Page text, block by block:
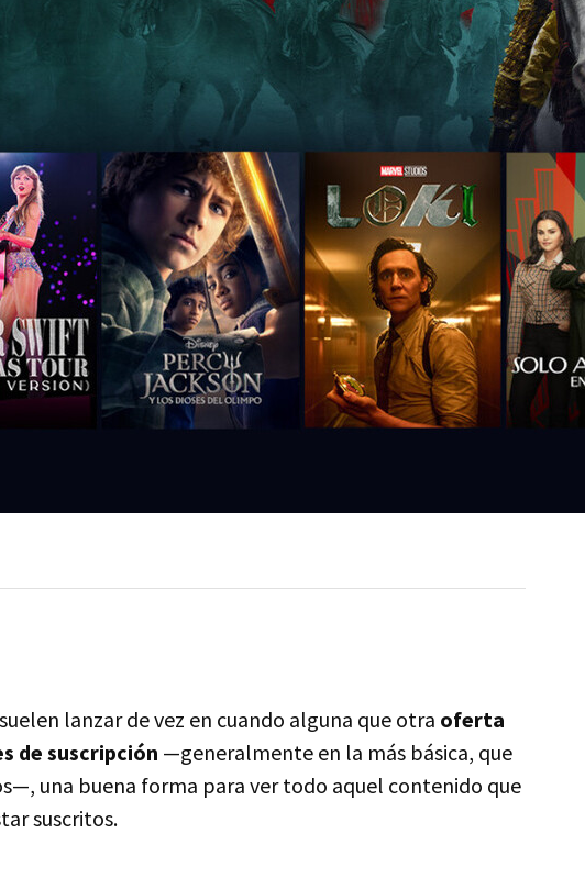
lanzar de vez en cuando alguna que otra oferta
de suscripción —generalmente en la más básica, que
una buena forma para ver todo aquel contenido que
suscritos.